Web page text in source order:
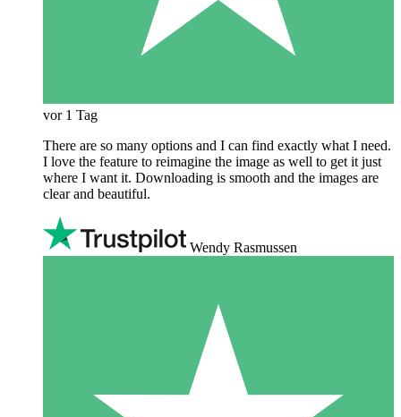
vor 1 Tag
There are so many options and I can find exactly what I need.
I love the feature to reimagine the image as well to get it just
where I want it. Downloading is smooth and the images are
clear and beautiful.
Wendy Rasmussen